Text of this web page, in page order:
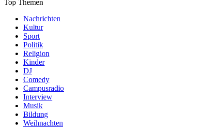
Top Themen
Nachrichten
Kultur
Sport
Politik
Religion
Kinder
DJ
Comedy
Campusradio
Interview
Musik
Bildung
Weihnachten